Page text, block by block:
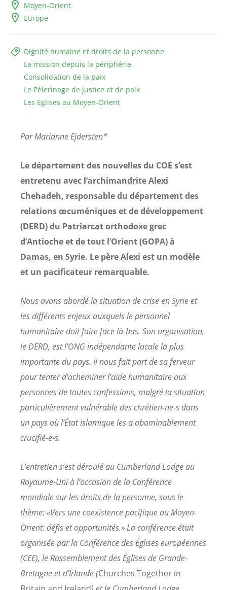
Moyen-Orient
Europe
Dignité humaine et droits de la personne
La mission depuis la périphérie
Consolidation de la paix
Le Pèlerinage de justice et de paix
Les Eglises au Moyen-Orient
Par Marianne Ejdersten*
Le département des nouvelles du COE s’est
entretenu avec l’archimandrite Alexi
Chehadeh, responsable du département des
relations œcuméniques et de développement
(DERD) du Patriarcat orthodoxe grec
d’Antioche et de tout l’Orient (GOPA) à
Damas, en Syrie. Le père Alexi est un modèle
et un pacificateur remarquable.
Nous avons abordé la situation de crise en Syrie et
les différents enjeux auxquels le personnel
humanitaire doit faire face là-bas. Son organisation,
le DERD, est l’ONG indépendante locale la plus
importante du pays. Il nous fait part de sa ferveur
pour tenter d’acheminer l’aide humanitaire aux
personnes de toutes confessions, malgré la situation
particulièrement vulnérable des chrétien-ne-s dans
un pays où l’État islamique les a abominablement
crucifié-e-s.
L’entretien s’est déroulé au Cumberland Lodge au
Royaume-Uni à l’occasion de la Conférence
mondiale sur les droits de la personne, sous le
thème: «Vers une coexistence pacifique au Moyen-
Orient: défis et opportunités.» La conférence était
organisée par la Conférence des Églises européennes
(CEE), le Rassemblement des Églises de Grande-
Bretagne et d’Irlande (Churches Together in